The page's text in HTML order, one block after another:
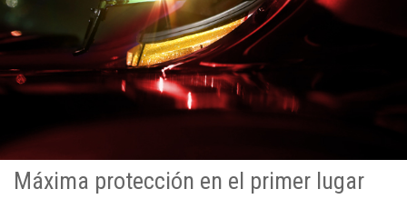
Máxima protección en el primer lugar